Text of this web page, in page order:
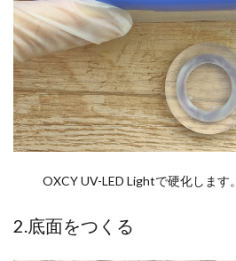
OXCY UV-LED Lightで硬化します。
2.底面をつくる